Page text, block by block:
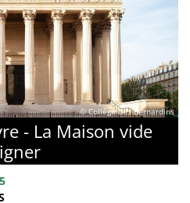
© Collège des Bernardins
- La Maison vide